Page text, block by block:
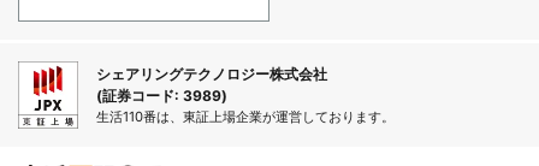
シェアリングテクノロジー株式会社
(証券コード: 3989)
生活110番は、東証上場企業が運営しております。